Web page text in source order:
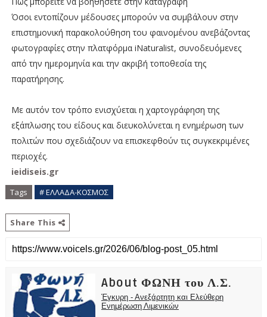
Όσοι εντοπίζουν μέδουσες μπορούν να συμβάλουν στην
επιστημονική παρακολούθηση του φαινομένου ανεβάζοντας
φωτογραφίες στην πλατφόρμα iNaturalist, συνοδευόμενες
από την ημερομηνία και την ακριβή τοποθεσία της
παρατήρησης.
Με αυτόν τον τρόπο ενισχύεται η χαρτογράφηση της
εξάπλωσης του είδους και διευκολύνεται η ενημέρωση των
πολιτών που σχεδιάζουν να επισκεφθούν τις συγκεκριμένες
περιοχές.
ieidiseis.gr
Tags # ΕΛΛΑΔΑ-ΚΟΣΜΟΣ
Share This
About ΦΩΝΗ του Λ.Σ.
Έγκυρη - Ανεξάρτητη και Ελεύθερη
Ενημέρωση Λιμενικών